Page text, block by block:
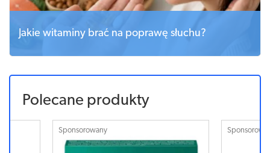
Jakie witaminy brać na poprawę słuchu?
Polecane produkty
Sponsorowany